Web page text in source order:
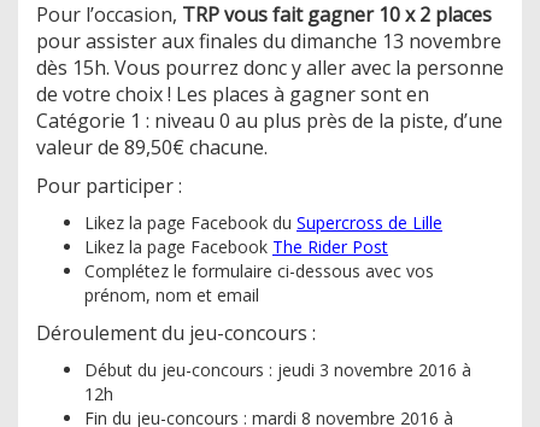
Pour l’occasion, TRP vous fait gagner 10 x 2 places
pour assister aux finales du dimanche 13 novembre
dès 15h. Vous pourrez donc y aller avec la personne
de votre choix ! Les places à gagner sont en
Catégorie 1 : niveau 0 au plus près de la piste, d’une
valeur de 89,50€ chacune.
Pour participer :
Likez la page Facebook du Supercross de Lille
Likez la page Facebook The Rider Post
Complétez le formulaire ci-dessous avec vos
prénom, nom et email
Déroulement du jeu-concours :
Début du jeu-concours : jeudi 3 novembre 2016 à
12h
Fin du jeu-concours : mardi 8 novembre 2016 à